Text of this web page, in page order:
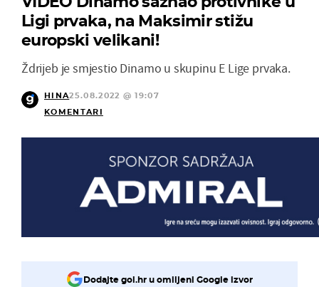
Ligi prvaka, na Maksimir stižu
europski velikani!
Ždrijeb je smjestio Dinamo u skupinu E Lige prvaka.
HINA25.08.2022 @ 19:07
KOMENTARI
Dodajte gol.hr u omiljeni Google izvor